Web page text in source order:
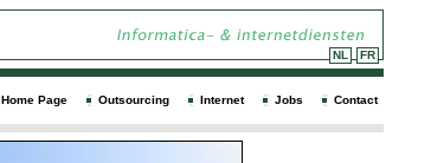
NL FR
Home Page Outsourcing Internet Jobs Contact